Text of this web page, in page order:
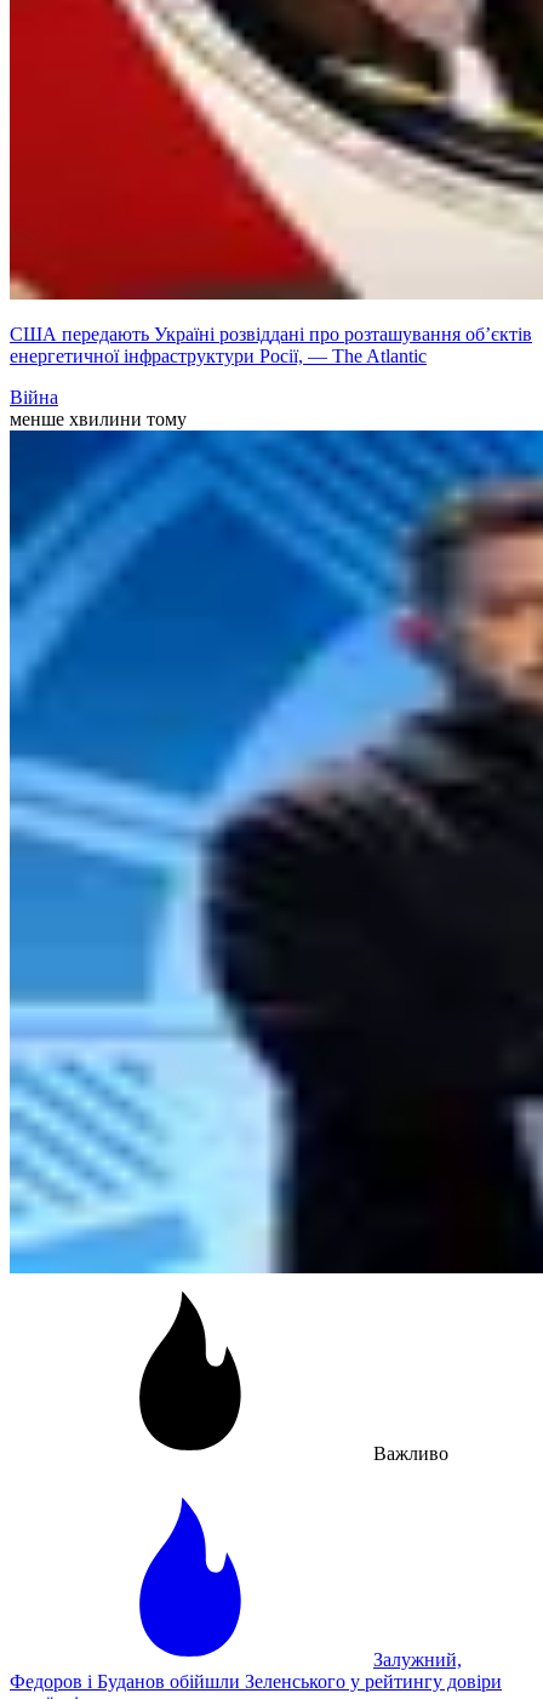
США передають Україні розвіддані про розташування об’єктів
енергетичної інфраструктури Росії, — The Atlantic
Війна
менше хвилини тому
Важливо
Залужний,
Федоров і Буданов обійшли Зеленського у рейтингу довіри